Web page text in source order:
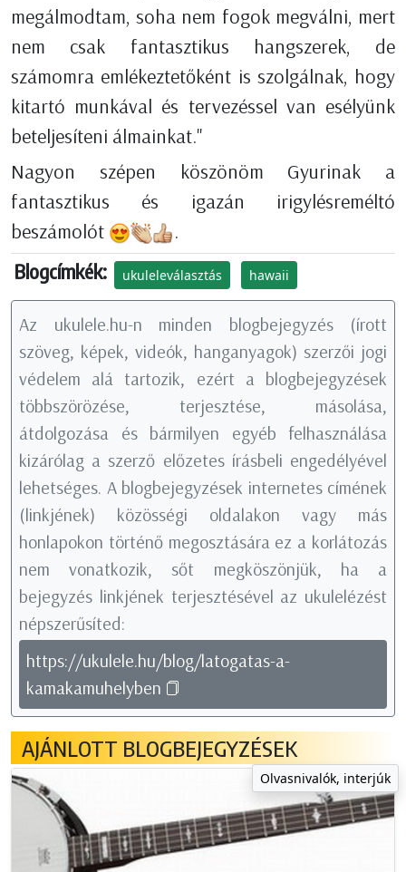
megálmodtam, soha nem fogok megválni, mert
nem csak fantasztikus hangszerek, de
számomra emlékeztetőként is szolgálnak, hogy
kitartó munkával és tervezéssel van esélyünk
beteljesíteni álmainkat."
Nagyon szépen köszönöm Gyurinak a
fantasztikus és igazán irigylésreméltó
beszámolót
.
Blogcímkék: ukuleleválasztás hawaii
Az ukulele.hu-n minden blogbejegyzés (írott
szöveg, képek, videók, hanganyagok) szerzői jogi
védelem alá tartozik, ezért a blogbejegyzések
többszörözése, terjesztése, másolása,
átdolgozása és bármilyen egyéb felhasználása
kizárólag a szerző előzetes írásbeli engedélyével
lehetséges. A blogbejegyzések internetes címének
(linkjének) közösségi oldalakon vagy más
honlapokon történő megosztására ez a korlátozás
nem vonatkozik, sőt megköszönjük, ha a
bejegyzés linkjének terjesztésével az ukulelézést
népszerűsíted:
https://ukulele.hu/blog/latogatas-a-
kamakamuhelyben
AJÁNLOTT BLOGBEJEGYZÉSEK
Olvasnivalók, interjúk